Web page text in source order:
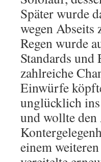
Später wurde
wegen
Regen wurde
Standards
zahlreiche
Einwürfe
unglücklich ins
und wollte den
einem